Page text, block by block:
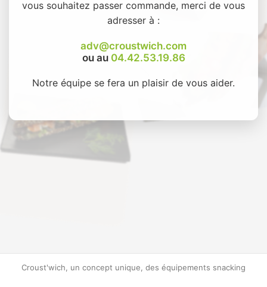
vous souhaitez passer commande, merci de vous
adresser à :
adv@croustwich.com
ou au 04.42.53.19.86
Notre équipe se fera un plaisir de vous aider.
Croust'wich, un concept unique, des équipements snacking